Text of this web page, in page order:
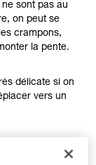
les
pour
Validez
à refaire
avant
sont pas au
on peut se
crampons,
la pente.
délicate si on
vers un